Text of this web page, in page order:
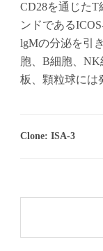
CD28を通じたT
ンドである
lgMの分泌を引
胞、B細胞、
板、顆粒球には
Clone: ISA-3